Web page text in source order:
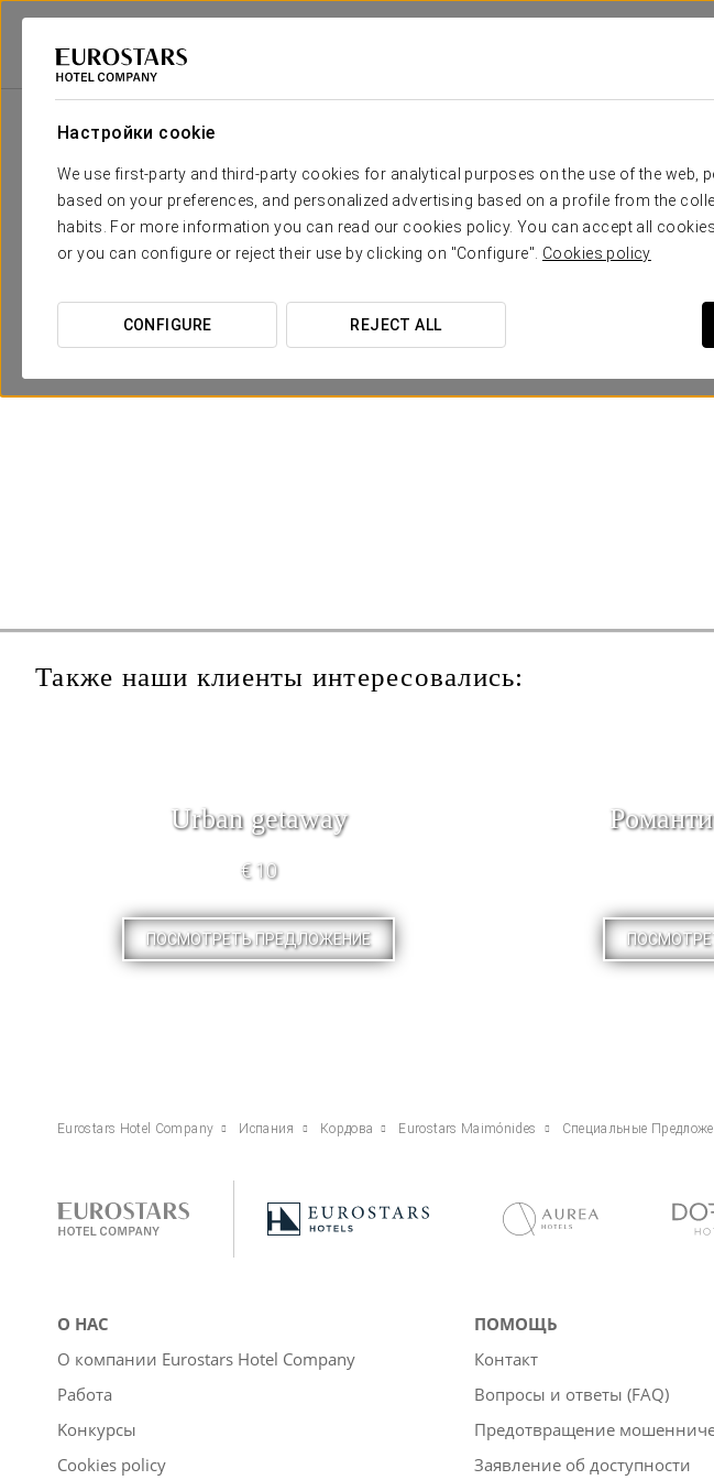
Настройки cookie
We use first-party and third-party cookies for analytical purposes on the use of the web,
based on your preferences, and personalized advertising based on a profile from the
habits. For more information you can read our cookies policy. You can accept all
or you can configure or reject their use by clicking on "Configure". Cookies policy
CONFIGURE REJECT ALL
Eurostars Hotel Company
Также наши клиенты интересовались:
Urban getaway
€ 10
ПОСМОТРЕТЬ ПРЕДЛОЖЕНИЕ
Eurostars Hotel Company Испания Кордова Eurostars Maimónides Специальные
О НАС
О компании Eurostars Hotel Company
Работа
Kонкурсы
Cookies policy
ПОМОЩЬ
Контакт
Вопросы и ответы (FAQ)
Предотвращение
Заявление об доступности